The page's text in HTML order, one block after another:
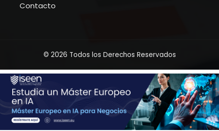
Contacto
© 2026 Todos los Derechos Reservados